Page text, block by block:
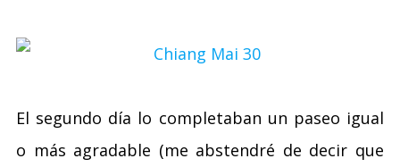
El segundo día lo completaban un paseo igual
o más agradable (me abstendré de decir que